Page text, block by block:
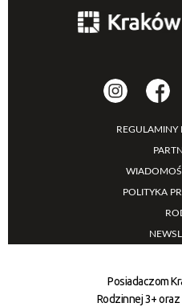
REGULAMINY
POLITYKA
Posiadaczom
Rodzinnej 3+